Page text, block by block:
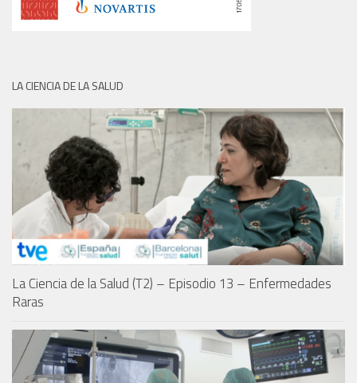
LA CIENCIA DE LA SALUD
La Ciencia de la Salud (T2) – Episodio 13 – Enfermedades
Raras